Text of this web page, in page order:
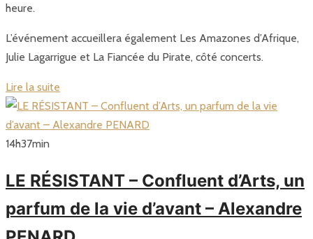
heure.
L’événement accueillera également Les Amazones d’Afrique,
Julie Lagarrigue et La Fiancée du Pirate, côté concerts.
Lire la suite
14h37min
LE RÉSISTANT – Confluent d’Arts, un
parfum de la vie d’avant – Alexandre